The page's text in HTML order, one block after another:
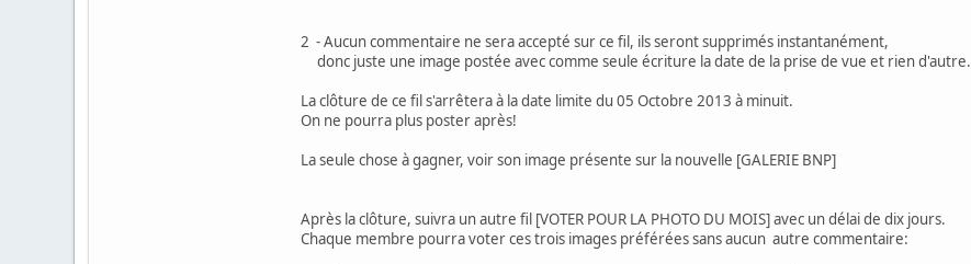
2 - Aucun commentaire ne sera accepté sur ce fil, ils seront supprimés instantanément,
donc juste une image postée avec comme seule écriture la date de la prise de vue et rien d'autre.
La clôture de ce fil s'arrêtera à la date limite du 05 Octobre 2013 à minuit.
On ne pourra plus poster après!
La seule chose à gagner, voir son image présente sur la nouvelle [GALERIE BNP]
Après la clôture, suivra un autre fil [VOTER POUR LA PHOTO DU MOIS] avec un délai de dix jours.
Chaque membre pourra voter ces trois images préférées sans aucun autre commentaire: